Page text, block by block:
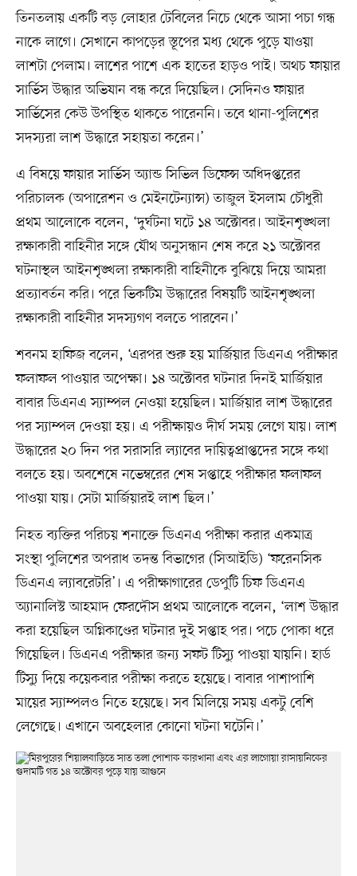
তিনতলায় একটি বড় লোহার টেবিলের নিচে থেকে আসা পচা গন্ধ
নাকে লাগে। সেখানে কাপড়ের স্তূপের মধ্য থেকে পুড়ে যাওয়া
লাশটা পেলাম। লাশের পাশে এক হাতের হাড়ও পাই। অথচ ফায়ার
সার্ভিস উদ্ধার অভিযান বন্ধ করে দিয়েছিল। সেদিনও ফায়ার
সার্ভিসের কেউ উপস্থিত থাকতে পারেননি। তবে থানা-পুলিশের
সদস্যরা লাশ উদ্ধারে সহায়তা করেন।’
এ বিষয়ে ফায়ার সার্ভিস অ্যান্ড সিভিল ডিফেন্স অধিদপ্তরের
পরিচালক (অপারেশন ও মেইনটেন্যান্স) তাজুল ইসলাম চৌধুরী
প্রথম আলোকে বলেন, ‘দুর্ঘটনা ঘটে ১৪ অক্টোবর। আইনশৃঙ্খলা
রক্ষাকারী বাহিনীর সঙ্গে যৌথ অনুসন্ধান শেষ করে ২১ অক্টোবর
ঘটনাস্থল আইনশৃঙ্খলা রক্ষাকারী বাহিনীকে বুঝিয়ে দিয়ে আমরা
প্রত্যাবর্তন করি। পরে ভিকটিম উদ্ধারের বিষয়টি আইনশৃঙ্খলা
রক্ষাকারী বাহিনীর সদস্যগণ বলতে পারবেন।’
শবনম হাফিজ বলেন, ‘এরপর শুরু হয় মার্জিয়ার ডিএনএ পরীক্ষার
ফলাফল পাওয়ার অপেক্ষা। ১৪ অক্টোবর ঘটনার দিনই মার্জিয়ার
বাবার ডিএনএ স্যাম্পল নেওয়া হয়েছিল। মার্জিয়ার লাশ উদ্ধারের
পর স্যাম্পল দেওয়া হয়। এ পরীক্ষায়ও দীর্ঘ সময় লেগে যায়। লাশ
উদ্ধারের ২০ দিন পর সরাসরি ল্যাবের দায়িত্বপ্রাপ্তদের সঙ্গে কথা
বলতে হয়। অবশেষে নভেম্বরের শেষ সপ্তাহে পরীক্ষার ফলাফল
পাওয়া যায়। সেটা মার্জিয়ারই লাশ ছিল।’
নিহত ব্যক্তির পরিচয় শনাক্তে ডিএনএ পরীক্ষা করার একমাত্র
সংস্থা পুলিশের অপরাধ তদন্ত বিভাগের (সিআইডি) ‘ফরেনসিক
ডিএনএ ল্যাবরেটরি’। এ পরীক্ষাগারের ডেপুটি চিফ ডিএনএ
অ্যানালিস্ট আহমাদ ফেরদৌস প্রথম আলোকে বলেন, ‘লাশ উদ্ধার
করা হয়েছিল অগ্নিকাণ্ডের ঘটনার দুই সপ্তাহ পর। পচে পোকা ধরে
গিয়েছিল। ডিএনএ পরীক্ষার জন্য সফট টিস্যু পাওয়া যায়নি। হার্ড
টিস্যু দিয়ে কয়েকবার পরীক্ষা করতে হয়েছে। বাবার পাশাপাশি
মায়ের স্যাম্পলও নিতে হয়েছে। সব মিলিয়ে সময় একটু বেশি
লেগেছে। এখানে অবহেলার কোনো ঘটনা ঘটেনি।’